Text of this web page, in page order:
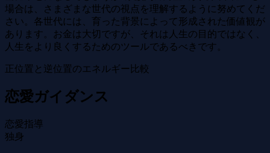
場合は、さまざまな世代の視点を理解するように努めてくだ
さい。各世代には、育った背景によって形成された価値観が
あります。お金は大切ですが、それは人生の目的ではなく、
人生をより良くするためのツールであるべきです。
正位置と逆位置のエネルギー比較
恋愛ガイダンス
恋愛指導
独身